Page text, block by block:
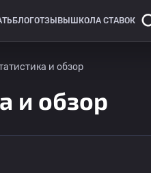
БЛОГОТЗЫВЫ ШКОЛА СТАВОК
и обзор
и обзор